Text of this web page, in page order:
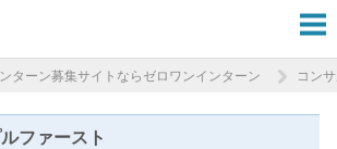
ターン募集サイトならゼロワンインターン コン
ファースト